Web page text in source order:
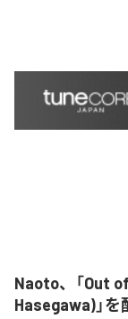
Naoto、「Out
Hasegawa)」